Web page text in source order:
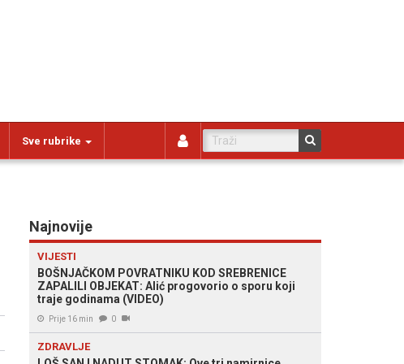
Sve rubrike
Najnovije
VIJESTI
BOŠNJAČKOM POVRATNIKU KOD SREBRENICE
ZAPALILI OBJEKAT: Alić progovorio o sporu koji
traje godinama (VIDEO)
Prije 16 min 0
ZDRAVLJE